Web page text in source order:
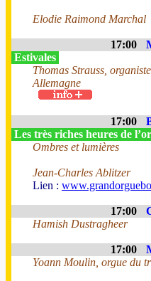
Elodie Raimond Marchal
17:00
Estivales
Thomas Strauss,
Allemagne
17:00
Les très riches heures de
Ombres et lumières
Jean-Charles Ablitzer
Lien :
17:00
Hamish Dustragheer
17:00
Yoann Moulin, orgue du